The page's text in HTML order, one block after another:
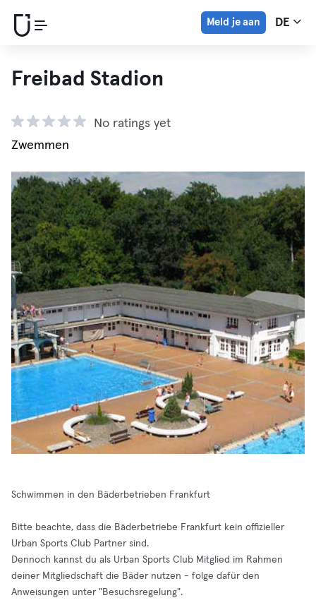
Meld je aan DE
Freibad Stadion
No ratings yet
Zwemmen
Schwimmen in den Bäderbetrieben Frankfurt
Bitte beachte, dass die Bäderbetriebe Frankfurt kein offizieller
Urban Sports Club Partner sind.
Dennoch kannst du als Urban Sports Club Mitglied im Rahmen
deiner Mitgliedschaft die Bäder nutzen - folge dafür den
Anweisungen unter "Besuchsregelung".